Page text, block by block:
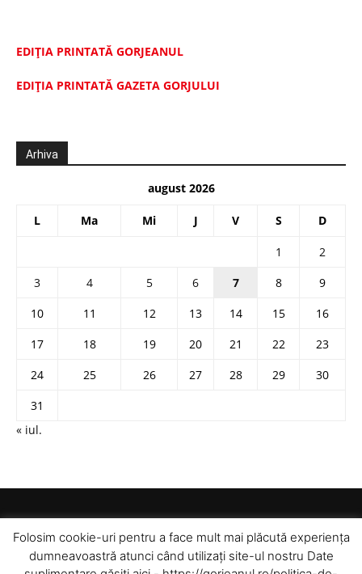
EDIȚIA PRINTATĂ GORJEANUL
EDIŢIA PRINTATĂ GAZETA GORJULUI
Arhiva
august 2026
L Ma Mi J V S D
1
2
3
4 5 6 7 8
9
10
11 12 13 14 15
16
17
18 19 20 21 22
23
24
25 26 27 28 29
30
31
« iul.
Folosim cookie-uri pentru a face mult mai plăcută experiența
dumneavoastră atunci când utilizați site-ul nostru Date